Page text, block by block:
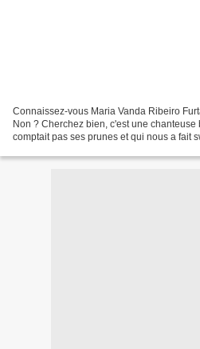
Connaissez-vous Maria Vanda Ribeiro
Non ? Cherchez bien, c'est une
comptait pas ses prunes et qui nous a fait